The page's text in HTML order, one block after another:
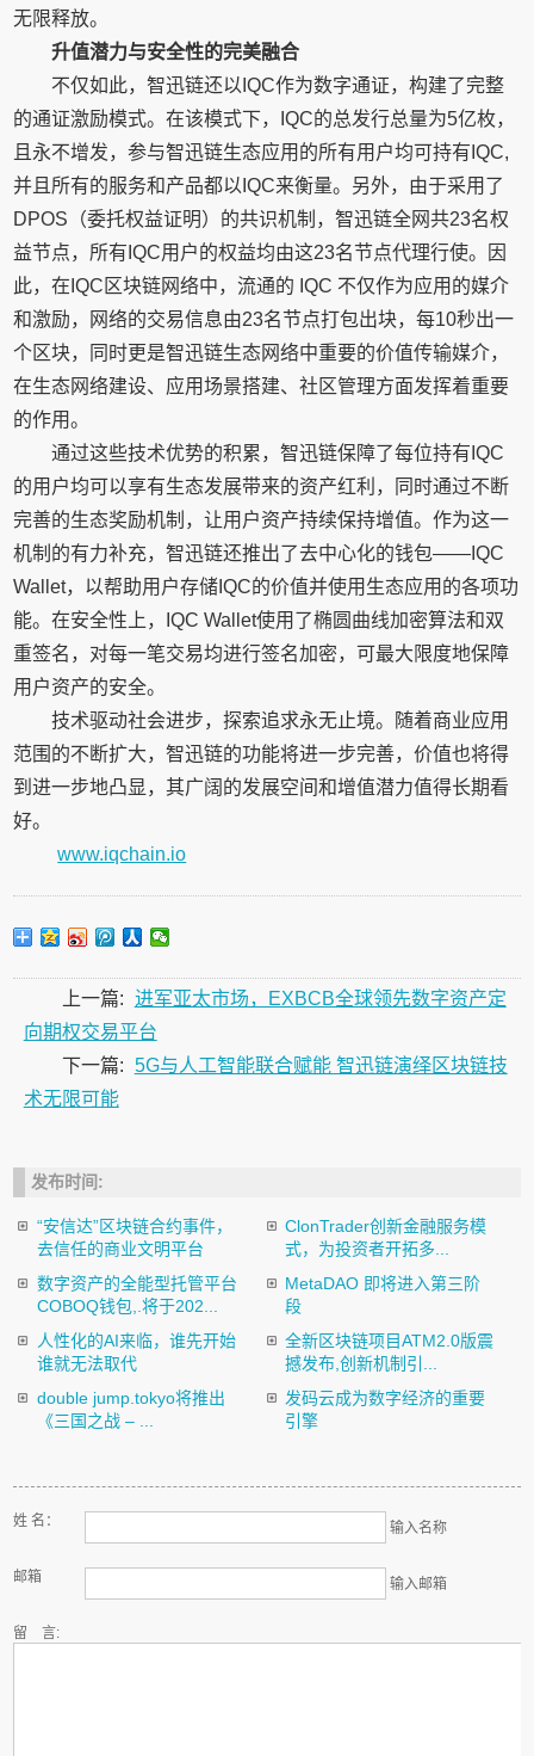
无限释放。
升值潜力与安全性的完美融合
不仅如此，智迅链还以IQC作为数字通证，构建了完整
的通证激励模式。在该模式下，IQC的总发行总量为5亿枚，
且永不增发，参与智迅链生态应用的所有用户均可持有IQC,
并且所有的服务和产品都以IQC来衡量。另外，由于采用了
DPOS（委托权益证明）的共识机制，智迅链全网共23名权
益节点，所有IQC用户的权益均由这23名节点代理行使。因
此，在IQC区块链网络中，流通的 IQC 不仅作为应用的媒介
和激励，网络的交易信息由23名节点打包出块，每10秒出一
个区块，同时更是智迅链生态网络中重要的价值传输媒介，
在生态网络建设、应用场景搭建、社区管理方面发挥着重要
的作用。
通过这些技术优势的积累，智迅链保障了每位持有IQC
的用户均可以享有生态发展带来的资产红利，同时通过不断
完善的生态奖励机制，让用户资产持续保持增值。作为这一
机制的有力补充，智迅链还推出了去中心化的钱包——IQC
Wallet，以帮助用户存储IQC的价值并使用生态应用的各项功
能。在安全性上，IQC Wallet使用了椭圆曲线加密算法和双
重签名，对每一笔交易均进行签名加密，可最大限度地保障
用户资产的安全。
技术驱动社会进步，探索追求永无止境。随着商业应用
范围的不断扩大，智迅链的功能将进一步完善，价值也将得
到进一步地凸显，其广阔的发展空间和增值潜力值得长期看
好。
www.iqchain.io
上一篇: 进军亚太市场，EXBCB全球领先数字资产定
向期权交易平台
下一篇: 5G与人工智能联合赋能 智迅链演绎区块链技
术无限可能
发布时间:
“安信达”区块链合约事件，
去信任的商业文明平台
ClonTrader创新金融服务模
式，为投资者开拓多...
数字资产的全能型托管平台
COBOQ钱包,.将于202...
MetaDAO 即将进入第三阶
段
人性化的AI来临，谁先开始
谁就无法取代
全新区块链项目ATM2.0版震
撼发布,创新机制引...
double jump.tokyo将推出
《三国之战 – ...
发码云成为数字经济的重要
引擎
姓 名： 输入名称
邮箱 输入邮箱
留 言: